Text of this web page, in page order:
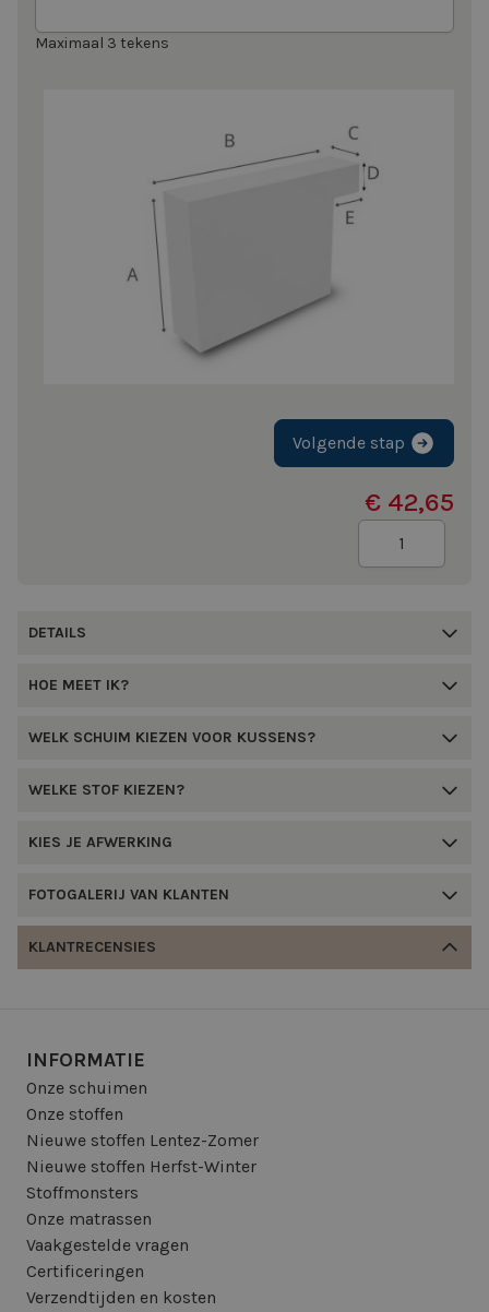
Maximaal 3 tekens
Volgende stap
€ 42,65
DETAILS
HOE MEET IK?
WELK SCHUIM KIEZEN VOOR KUSSENS?
WELKE STOF KIEZEN?
KIES JE AFWERKING
FOTOGALERIJ VAN KLANTEN
KLANTRECENSIES
INFORMATIE
Onze schuimen
Onze stoffen
Nieuwe stoffen Lentez-Zomer
Nieuwe stoffen Herfst-Winter
Stoffmonsters
Onze matrassen
Vaakgestelde vragen
Certificeringen
Verzendtijden en kosten